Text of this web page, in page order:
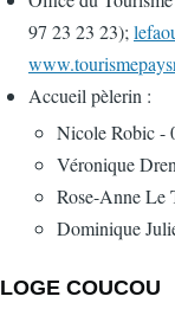
97 23 23 23);
Accueil pèlerin :
Nicole Robic -
Véronique
Rose-Anne Le
Dominique
LOGE COUCOU